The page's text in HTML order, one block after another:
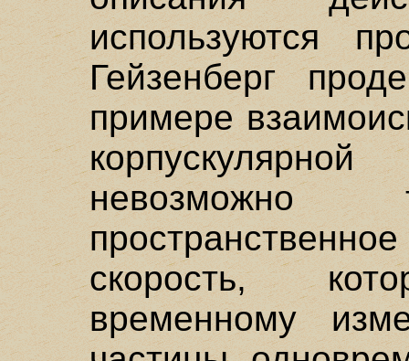
используются
Гейзенберг
примере
невозможно
скорость,
временному